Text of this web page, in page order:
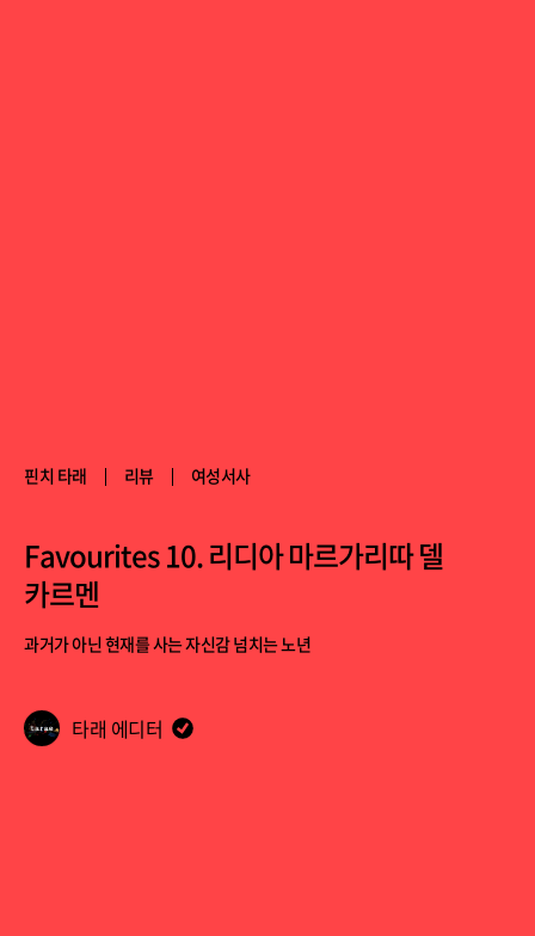
핀치 타래 리뷰 여성서사
Favourites 10. 리디아 마르가리따 델
카르멘
과거가 아닌 현재를 사는 자신감 넘치는 노년
타래 에디터